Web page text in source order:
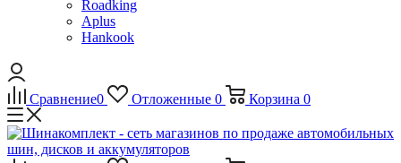
Roadking
Aplus
Hankook
Сравнение0 Отложенные 0 Корзина 0